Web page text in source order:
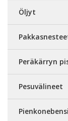
Öljyt
Peräkärryn
Pesuvälineet